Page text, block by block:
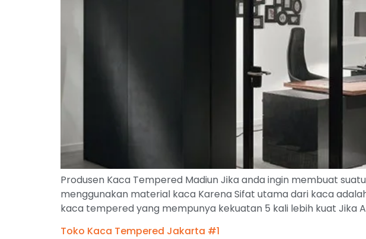
Produsen Kaca Tempered Madiun Jika anda ingin membuat
menggunakan material kaca Karena Sifat utama dari kaca
kaca tempered yang mempunya kekuatan 5 kali lebih kuat Jika
Toko Kaca Tempered Jakarta #1